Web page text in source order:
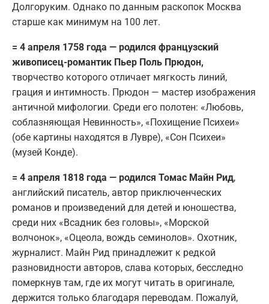
Долгоруким. Однако по данным раскопок Москва
старше как минимум на 100 лет.
= 4 апреля 1758 года — родился французский
живописец-романтик Пьер Поль Прюдон,
творчество которого отличает мягкость линий,
грация и интимность. Прюдон — мастер изображения
античной мифологии. Среди его полотен: «Любовь,
соблазняющая Невинность», «Похищение Психеи»
(обе картины находятся в Лувре), «Сон Психеи»
(музей Конде).
= 4 апреля 1818 года — родился Томас Майн Рид,
английский писатель, автор приключенческих
романов и произведений для детей и юношества,
среди них «Всадник без головы», «Морской
волчонок», «Оцеола, вождь семинолов». Охотник,
журналист. Майн Рид принадлежит к редкой
разновидности авторов, слава которых, бесследно
померкнув там, где их могут читать в оригинале,
держится только благодаря переводам. Пожалуй,